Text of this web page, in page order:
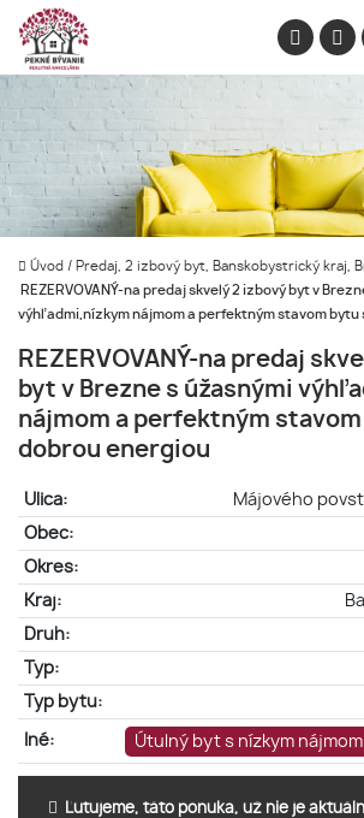
Úvod / Predaj, 2 izbový byt, Banskobystrický kraj,
REZERVOVANÝ-na predaj skvelý 2 izbový byt v
výhľadmi,nízkym nájmom a perfektným stavom bytu
REZERVOVANÝ-na predaj
byt v Brezne s úžasnými
nájmom a perfektným
dobrou energiou
Ulica:
Májového
Obec:
Okres:
Kraj:
Druh:
Typ:
Typ bytu:
Iné: Útulný byt s nízkym nájmom
Ľutujeme, táto ponuka, už nie je